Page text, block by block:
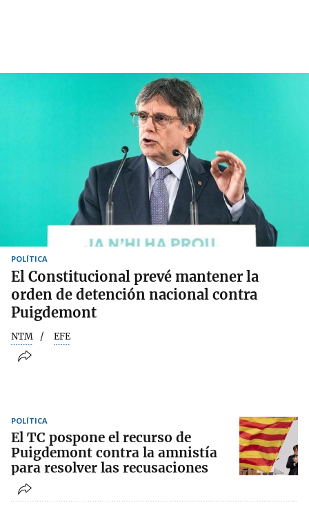
POLÍTICA
El Constitucional prevé mantener la
orden de detención nacional contra
Puigdemont
NTM EFE
POLÍTICA
El TC pospone el recurso de
Puigdemont contra la amnistía
para resolver las recusaciones